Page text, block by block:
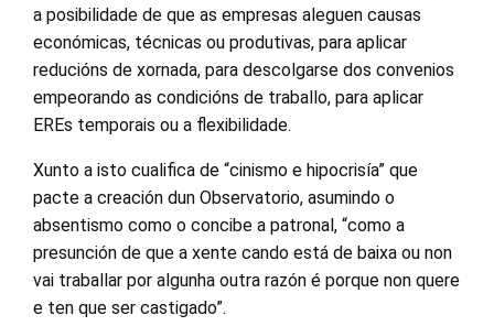
a posibilidade de que as empresas aleguen causas
económicas, técnicas ou produtivas, para aplicar
reducións de xornada, para descolgarse dos convenios
empeorando as condicións de traballo, para aplicar
EREs temporais ou a flexibilidade.
Xunto a isto cualifica de “cinismo e hipocrisía” que
pacte a creación dun Observatorio, asumindo o
absentismo como o concibe a patronal, “como a
presunción de que a xente cando está de baixa ou non
vai traballar por algunha outra razón é porque non quere
e ten que ser castigado”.